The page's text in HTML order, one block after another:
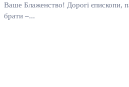
Ваше Блаженство! Дорогі єпископи,
брати –...